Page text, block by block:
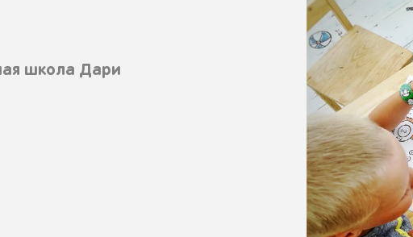
школа Дари